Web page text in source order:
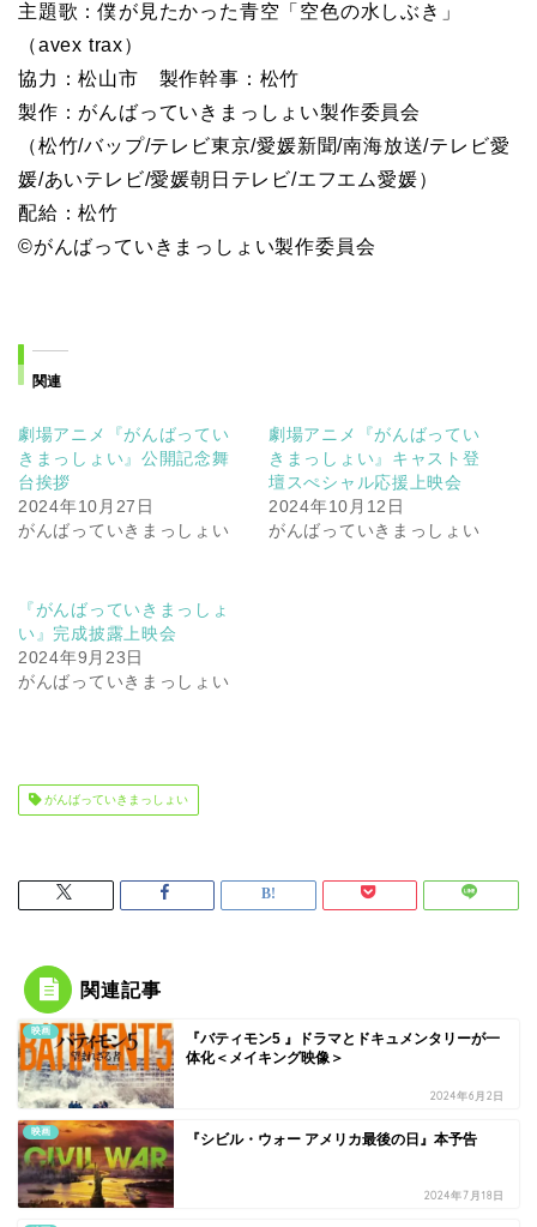
主題歌：僕が見たかった青空「空色の水しぶき」
（avex trax）
協力：松山市 製作幹事：松竹
製作：がんばっていきまっしょい製作委員会
（松竹/バップ/テレビ東京/愛媛新聞/南海放送/テレビ愛
媛/あいテレビ/愛媛朝日テレビ/エフエム愛媛）
配給：松竹
©がんばっていきまっしょい製作委員会
関連
劇場アニメ『がんばってい
きまっしょい』公開記念舞
台挨拶
2024年10月27日
がんばっていきまっしょい
劇場アニメ『がんばってい
きまっしょい』キャスト登
壇スぺシャル応援上映会
2024年10月12日
がんばっていきまっしょい
『がんばっていきまっしょ
い』完成披露上映会
2024年9月23日
がんばっていきまっしょい
がんばっていきまっしょい
関連記事
映画
『バティモン5 』ドラマとドキュメンタリーが一
体化＜メイキング映像＞
2024年6月2日
映画 『シビル・ウォー アメリカ最後の日』本予告
2024年7月18日